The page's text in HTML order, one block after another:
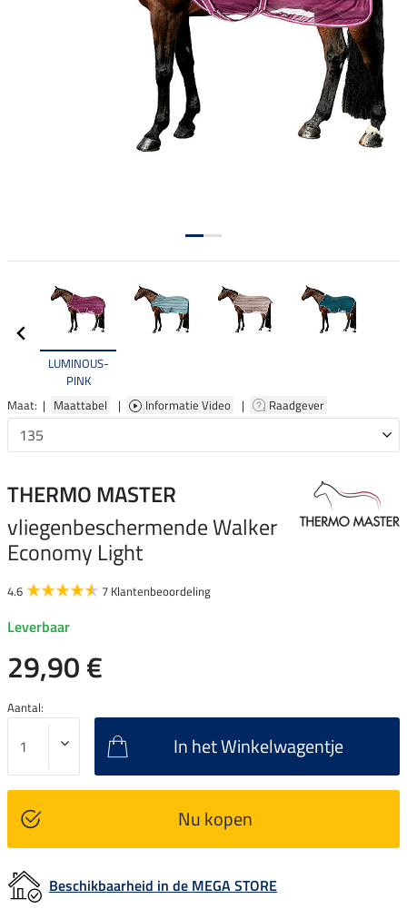
LUMINOUS-
PINK
Maat: | Maattabel | Informatie Video | Raadgever
THERMO MASTER
vliegenbeschermende Walker
Economy Light
4.6 7 Klantenbeoordeling
Leverbaar
29,90 €
Aantal:
In het Winkelwagentje
Nu kopen
Beschikbaarheid in de MEGA STORE